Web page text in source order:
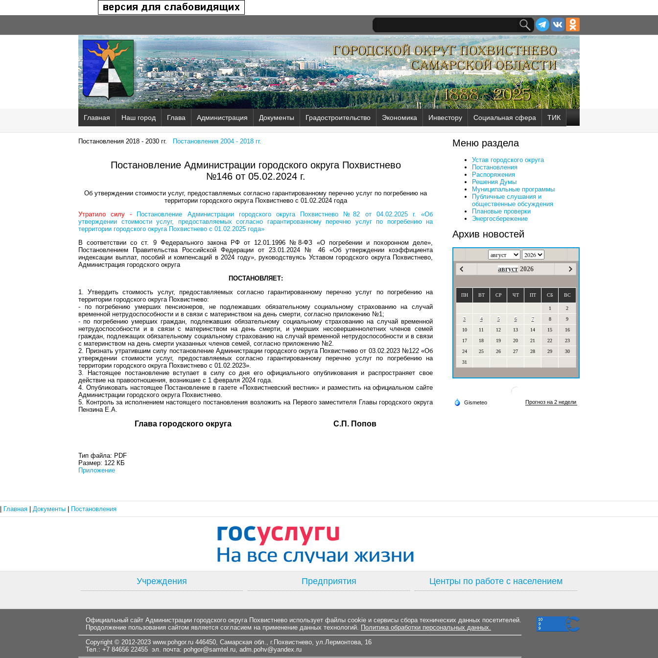
Главная Наш город Глава Администрация Документы Градостроительство Экономика Инвестору Социальная сфера ТИК
Постановления 2018 - 2030 гг. Постановления 2004 - 2018 гг.
Постановление Администрации городского округа Похвистнево
№146 от 05.02.2024 г.
Об утверждении стоимости услуг, предоставляемых согласно гарантированному перечню услуг по погребению на
территории городского округа Похвистнево с 01.02.2024 года
Утратило силу -
Постановление Администрации городского округа Похвистнево №82 от 04.02.2025 г. «Об
утверждении стоимости услуг, предоставляемых согласно гарантированному перечню услуг по погребению на
территории городского округа Похвистнево с 01.02.2025 года»
В соответствии со ст. 9 Федерального закона РФ от 12.01.1996 №8-ФЗ «О погребении и похоронном деле»,
Постановлением Правительства Российской Федерации от 23.01.2024 № 46 «Об утверждении коэффициента
индексации выплат, пособий и компенсаций в 2024 году», руководствуясь Уставом городского округа Похвистнево,
Администрация городского округа
ПОСТАНОВЛЯЕТ:
1. Утвердить стоимость услуг, предоставляемых согласно гарантированному перечню услуг по погребению на
территории городского округа Похвистнево:
- по погребению умерших пенсионеров, не подлежавших обязательному социальному страхованию на случай
временной нетрудоспособности и в связи с материнством на день смерти, согласно приложению №1;
- по погребению умерших граждан, подлежавших обязательному социальному страхованию на случай временной
нетрудоспособности и в связи с материнством на день смерти, и умерших несовершеннолетних членов семей
граждан, подлежащих обязательному социальному страхованию на случай временной нетрудоспособности и в связи
с материнством на день смерти указанных членов семей, согласно приложению №2.
2. Признать утратившим силу постановление Администрации городского округа Похвистнево от 03.02.2023 №122 «Об
утверждении стоимости услуг, предоставляемых согласно гарантированному перечню услуг по погребению на
территории городского округа Похвистнево с 01.02.2023».
3. Настоящее постановление вступает в силу со дня его официального опубликования и распространяет свое
действие на правоотношения, возникшие с 1 февраля 2024 года.
4. Опубликовать настоящее Постановление в газете «Похвистневский вестник» и разместить на официальном сайте
Администрации городского округа Похвистнево.
5. Контроль за исполнением настоящего постановления возложить на Первого заместителя Главы городского округа
Пензина Е.А.
Глава городского округа С.П. Попов
Тип файла: PDF
Размер: 122 КБ
Приложение
Меню раздела
Устав городского округа
Постановления
Распоряжения
Решения Думы
Муниципальные программы
Публичные слушания и
общественные обсуждения
Плановые проверки
Энергосбережение
Архив новостей
август 2026
ПН ВТ СР ЧТ ПТ СБ ВС
1
2
3
4 5 6 7 8
9
10
11 12 13 14 15
16
17
18 19 20 21 22
23
24
25 26 27 28 29
30
31
Главная Документы Постановления
Учреждения Предприятия Центры по работе с населением
Официальный сайт Администрации городского округа Похвистнево использует файлы cookie и сервисы сбора технических данных посетителей.
Продолжение пользования сайтом является согласием на применение данных технологий. Политика обработки персональных данных.
Copyright © 2012-2023 www.pohgor.ru 446450, Самарская обл., г.Похвистнево, ул.Лермонтова, 16
Тел.: +7 84656 22455 эл. почта: pohgor@samtel.ru, adm.pohv@yandex.ru